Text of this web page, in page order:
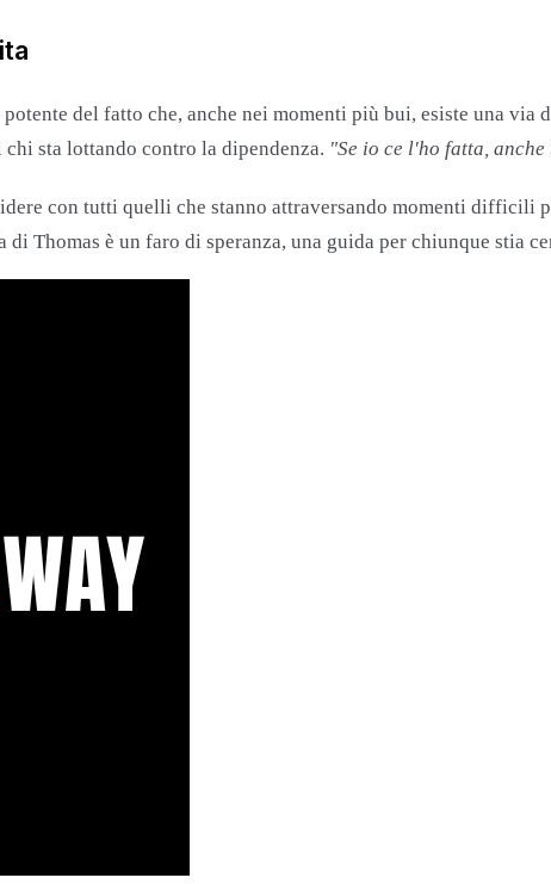
del fatto che, anche nei momenti più bui, esiste una
sta lottando contro la dipendenza. "Se io ce l'ho fatta,
con tutti quelli che stanno attraversando momenti difficili
Thomas è un faro di speranza, una guida per chiunque stia